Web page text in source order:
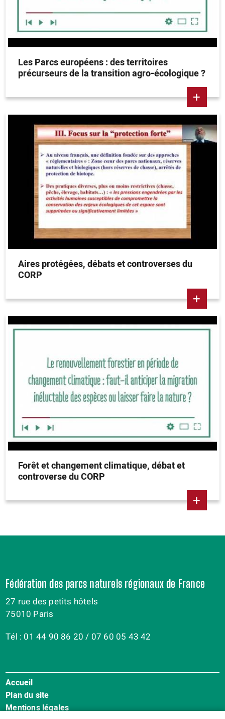
Les Parcs européens : des territoires
précurseurs de la transition agro-écologique ?
+
Aires protégées, débats et controverses du
CORP
+
Forêt et changement climatique, débat et
controverse du CORP
+
Fédération des parcs naturels régionaux de France
27 rue des petits hôtels
75010 Paris
Tél : 01 44 90 86 20 / 07 60 05 43 42
Menu
Pied
de
Accueil
Plan du site
Mentions légales